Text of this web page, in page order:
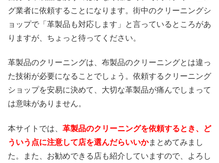
グ業者に依頼することになります。街中のクリーニングシ
ョップで「革製品も対応します」と言っているところがあ
りますが、ちょっと待ってください。
革製品のクリーニングは、布製品のクリーニングとは違っ
た技術が必要になることでしょう。依頼するクリーニング
ショップを安易に決めて、大切な革製品が痛んでしまって
は意味がありません。
本サイトでは、 革製品のクリーニングを依頼するとき、ど
ういう点に注意して店を選んだらいいかまとめてみまし
た。また、お勧めできる店も紹介していますので、よろし